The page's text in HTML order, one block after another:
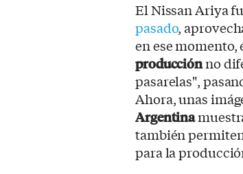
El Nissan Ariya
pasado,
en ese
producciónno
pasarelas",
Ahora, unas
Argentina
también
para la